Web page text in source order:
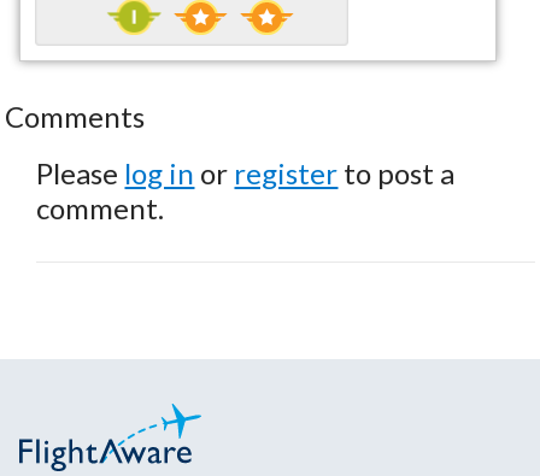
Comments
Please log in or register to post a
comment.